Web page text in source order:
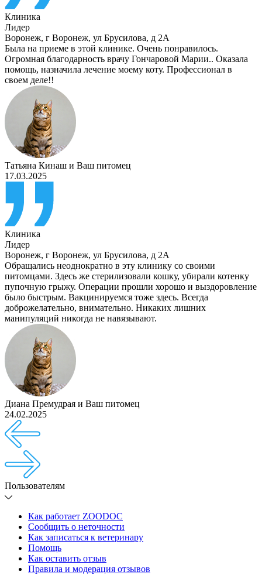
Клиника
Лидер
Воронеж, г Воронеж, ул Брусилова, д 2А
Была на приеме в этой клинике. Очень понравилось.
Огромная благодарность врачу Гончаровой Марии.. Оказала
помощь, назначила лечение моему коту. Профессионал в
своем деле!!
Татьяна Кинаш и Ваш питомец
17.03.2025
Клиника
Лидер
Воронеж, г Воронеж, ул Брусилова, д 2А
Обращались неоднократно в эту клинику со своими
питомцами. Здесь же стерилизовали кошку, убирали котенку
пупочную грыжу. Операции прошли хорошо и выздоровление
было быстрым. Вакцинируемся тоже здесь. Всегда
доброжелательно, внимательно. Никаких лишних
манипуляций никогда не навязывают.
Диана Премудрая и Ваш питомец
24.02.2025
Пользователям
Как работает ZOODOC
Сообщить о неточности
Как записаться к ветеринару
Помощь
Как оставить отзыв
Правила и модерация отзывов